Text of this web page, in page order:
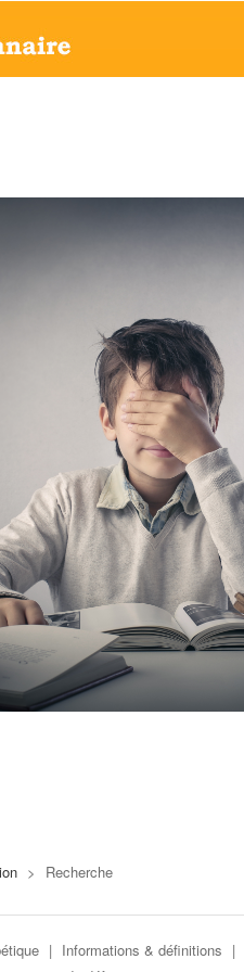
> Recherche
| Informations & définitions |